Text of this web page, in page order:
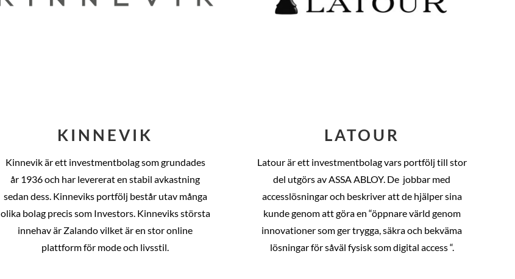
KINNEVIK
Kinnevik är ett investmentbolag som grundades
år 1936 och har levererat en stabil avkastning
sedan dess. Kinneviks portfölj består utav många
olika bolag precis som Investors. Kinneviks största
innehav är Zalando vilket är en stor online
plattform för mode och livsstil.
LATOUR
Latour är ett investmentbolag vars portfölj till stor
del utgörs av ASSA ABLOY. De jobbar med
accesslösningar och beskriver att de hjälper sina
kunde genom att göra en “öppnare värld genom
innovationer som ger trygga, säkra och bekväma
lösningar för såväl fysisk som digital access “.